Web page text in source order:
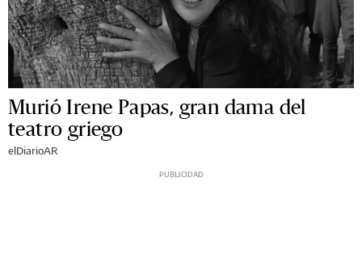
Murió Irene Papas, gran dama del
teatro griego
elDiarioAR